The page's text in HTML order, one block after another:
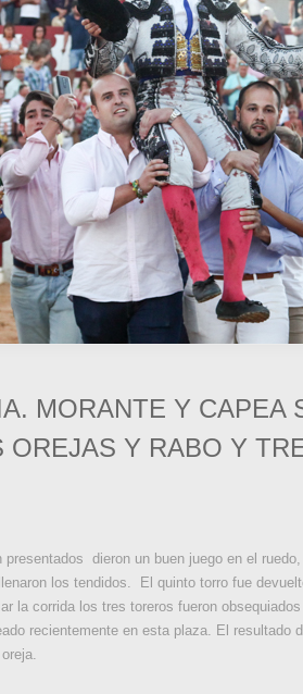
MORANTE Y CAPEA
OREJAS Y RABO Y
dieron un buen juego en el
los tendidos. El quinto torro fue
la corrida los tres toreros fueron
recientemente en esta plaza. El resultado